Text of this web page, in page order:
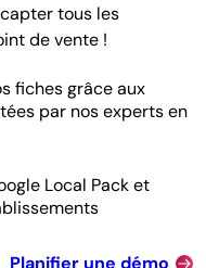
tous les
de vente !
fiches grâce aux
par nos experts en
Local Pack et
Planifier une démo